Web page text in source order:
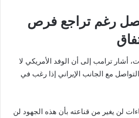
رغم تراجع فرص
أشار ترامب إلى أن الوفد الأمريكي لا
مع الجانب الإيراني إذا رغب في
لن يغير من قناعته بأن هذه الجهود لن